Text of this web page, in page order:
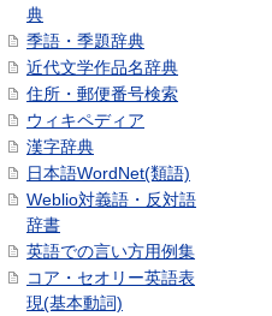
典
季語・季題辞典
近代文学作品名辞典
住所・郵便番号検索
ウィキペディア
漢字辞典
日本語WordNet(類語)
Weblio対義語・反対語
辞書
英語での言い方用例集
コア・セオリー英語表
現(基本動詞)